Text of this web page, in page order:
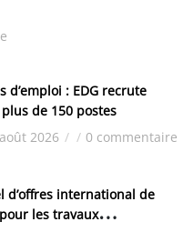
d’emploi : EDG recrute
de 150 postes
2026 / / 0 commentaire
d’offres international de
les travaux